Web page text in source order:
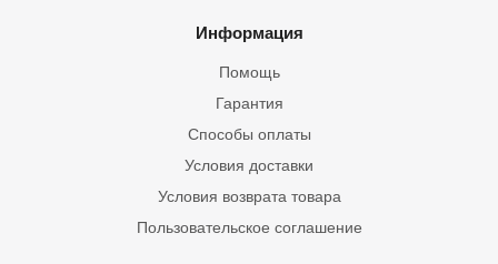
Информация
Помощь
Гарантия
Способы оплаты
Условия доставки
Условия возврата товара
Пользовательское соглашение